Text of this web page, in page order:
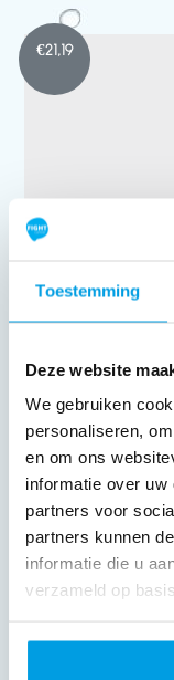
Toestemming
Deze website
We gebruiken
personaliseren,
en om ons
informatie over
partners voor
partners kunnen
informatie die u
verzameld op
€21,19